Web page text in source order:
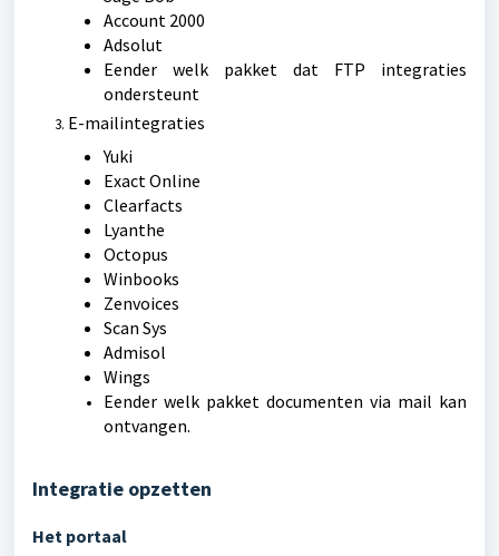
Account 2000
Adsolut
Eender welk pakket dat FTP integraties
ondersteunt
E-mailintegraties
Yuki
Exact Online
Clearfacts
Lyanthe
Octopus
Winbooks
Zenvoices
Scan Sys
Admisol
Wings
Eender welk pakket documenten via mail kan
ontvangen.
Integratie opzetten
Het portaal